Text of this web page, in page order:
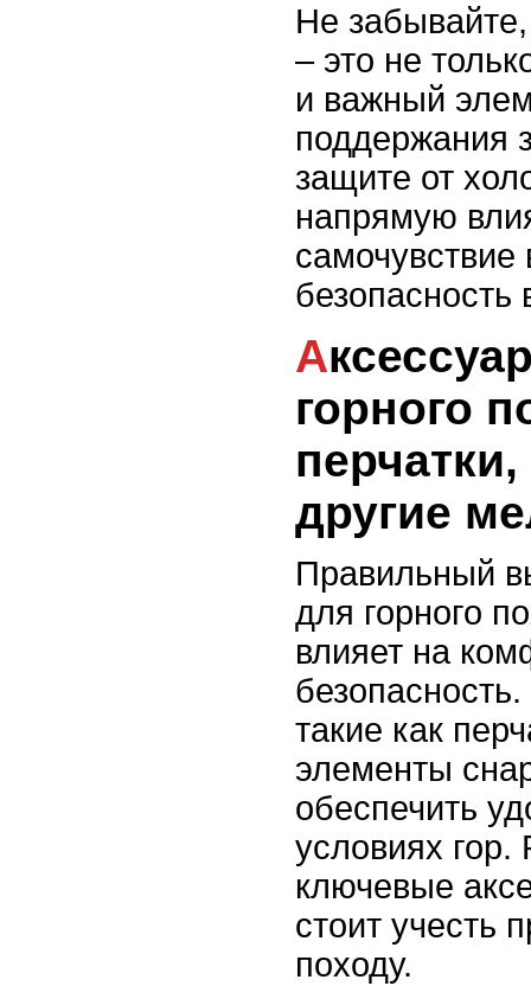
Не
– это не
и важный
поддержания
защите от
напрямую
самочувствие
безопасность
Аксессуары для
горного
другие
Правильный
для горного
влияет на
такие как
элементы
обеспечить
условиях гор.
ключевые
стоит учесть
походу.